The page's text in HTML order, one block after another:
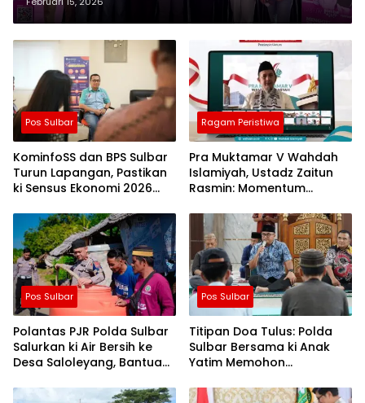
Pos Sulbar
KominfoSS dan BPS Sulbar
Turun Lapangan, Pastikan
ki Sensus Ekonomi 2026
Akurat
Ragam Peristiwa
Pra Muktamar V Wahdah
Islamiyah, Ustadz Zaitun
Rasmin: Momentum
Evaluasi Perjalanan
Dakwah
Pos Sulbar
Polantas PJR Polda Sulbar
Salurkan ki Air Bersih ke
Desa Saloleyang, Bantuan
Kemarau
Pos Sulbar
Titipan Doa Tulus: Polda
Sulbar Bersama ki Anak
Yatim Memohon
Negeri